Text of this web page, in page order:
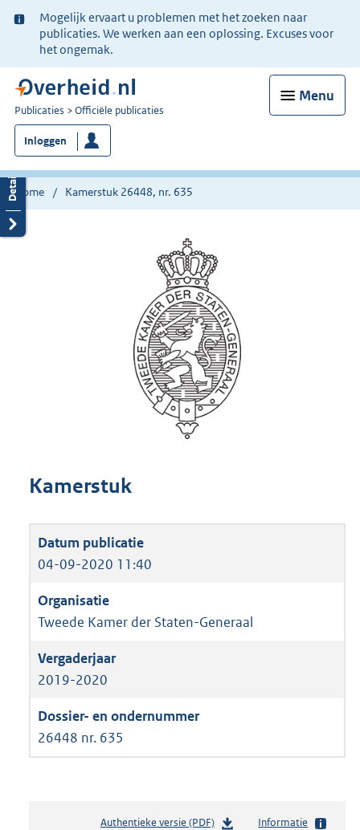
Ter
informatie:
Mogelijk ervaart u problemen met het zoeken naar
publicaties. We werken aan een oplossing. Excuses voor
het ongemak.
Menu
U
bent
nu
hier:
Publicaties Officiële publicaties
Inloggen
Home Kamerstuk 26448, nr. 635
Kamerstuk
04-09-2020 11:40
Tweede Kamer der Staten-Generaal
2019-2020
26448 nr. 635
Authentieke versie (PDF)b
Informatie